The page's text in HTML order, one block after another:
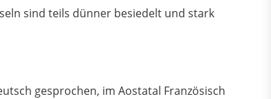
sind teils dünner besiedelt und stark
gesprochen, im Aostatal Französisch